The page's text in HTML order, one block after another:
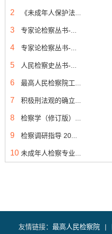
2 《未成年人保护法...
3 专家论检察丛书-...
4 专家论检察丛书-...
5 人民检察史丛书-...
6 最高人民检察院工...
7 积极刑法观的确立...
8 检察学（修订版）...
9 检察调研指导 20...
10 未成年人检察专业...
友情链接： 最高人民检察院 |